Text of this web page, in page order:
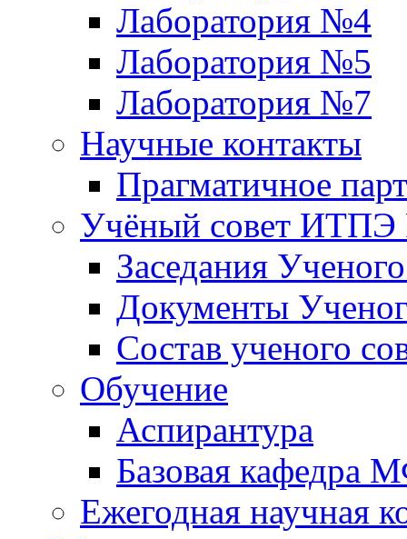
Лаборатория №4
Лаборатория №5
Лаборатория №7
Научные контакты
Прагматичное
Учёный совет
Заседания
Документы
Состав ученого
Обучение
Аспирантура
Базовая кафедра
Ежегодная научная